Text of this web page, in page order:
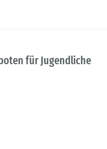
für Jugendliche